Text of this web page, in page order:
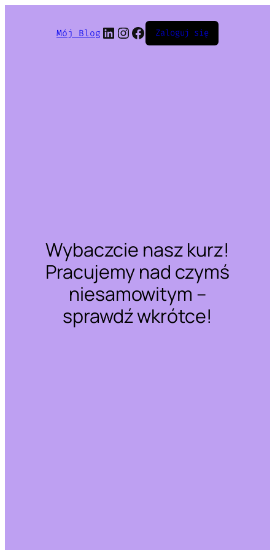
Mój Blog LinkedIn
Instagram
Facebook
Zaloguj się
Wybaczcie nasz kurz!
Pracujemy nad czymś
niesamowitym –
sprawdź wkrótce!